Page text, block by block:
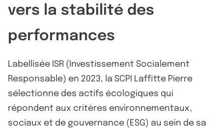
vers la stabilité des
performances
Labellisée ISR (Investissement Socialement
Responsable) en 2023, la SCPI Laffitte Pierre
sélectionne des actifs écologiques qui
répondent aux critères environnementaux,
sociaux et de gouvernance (ESG) au sein de sa